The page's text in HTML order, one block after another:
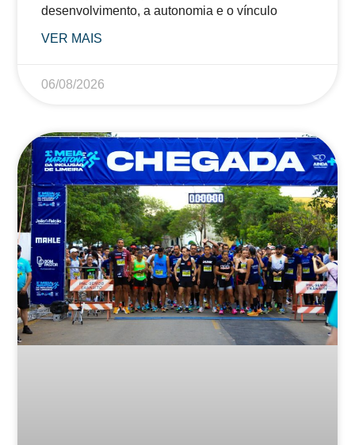
desenvolvimento, a autonomia e o vínculo
VER MAIS
06/08/2026